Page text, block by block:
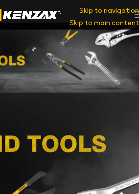
Skip to navigation
Skip to main content